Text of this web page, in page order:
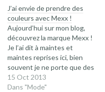
J’ai envie de prendre des
couleurs avec Mexx !
Aujourd’hui sur mon blog,
découvrez la marque Mexx !
Je l’ai dit à maintes et
maintes reprises ici, bien
souvent je ne porte que des
pantalons foncés. Adepte
du passe partout et du
15 Oct 2013
Dans "Mode"